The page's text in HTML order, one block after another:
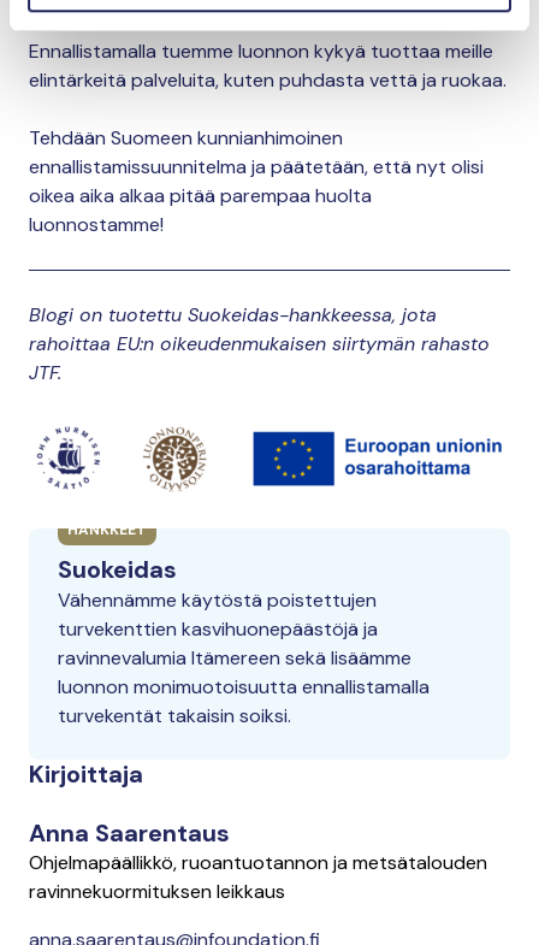
Kirjoittaja
Anna Saarentaus
Ohjelmapäällikkö, ruoantuotannon ja metsätalouden
ravinnekuormituksen leikkaus
anna.saarentaus@jnfoundation.fi
Ennallistamalla tuemme luonnon kykyä tuottaa meille
elintärkeitä palveluita, kuten puhdasta vettä ja ruokaa.
Tehdään Suomeen kunnianhimoinen
ennallistamissuunnitelma ja päätetään, että nyt olisi
oikea aika alkaa pitää parempaa huolta
luonnostamme!
Blogi on tuotettu Suokeidas-hankkeessa, jota
rahoittaa EU:n oikeudenmukaisen siirtymän rahasto
JTF.
HANKKEET
Suokeidas
Vähennämme käytöstä poistettujen
turvekenttien kasvihuonepäästöjä ja
ravinnevalumia Itämereen sekä lisäämme
luonnon monimuotoisuutta ennallistamalla
turvekentät takaisin soiksi.